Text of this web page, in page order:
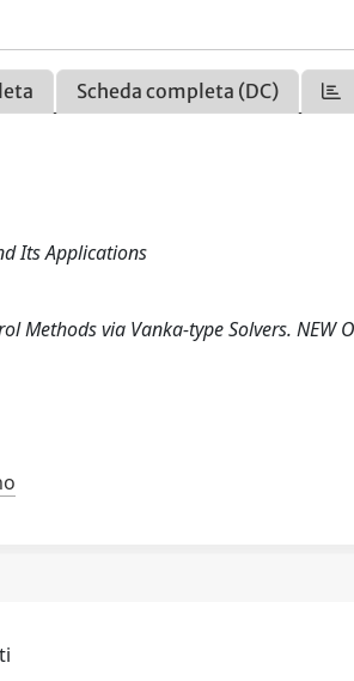
Scheda completa (DC)
Its Applications
Methods via Vanka-type Solvers. NEW